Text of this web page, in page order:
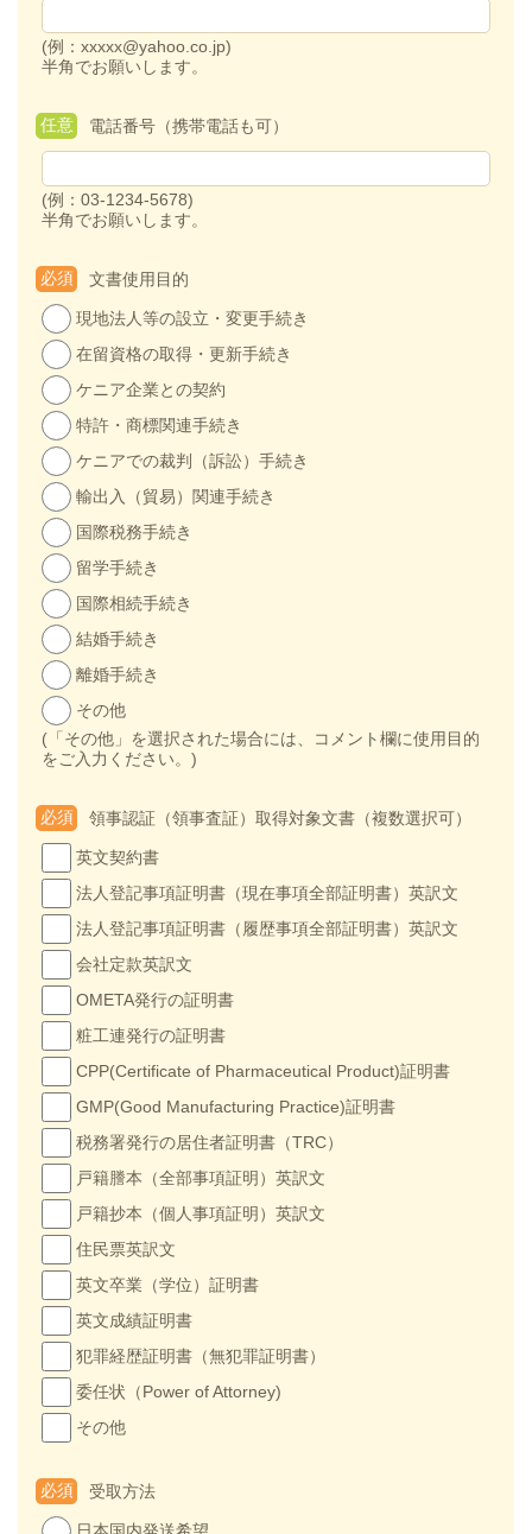
(例：xxxxx@yahoo.co.jp)
半角でお願いします。
電話番号（携帯電話も可）
任意
(例：03-1234-5678)
半角でお願いします。
文書使用目的
必須
現地法人等の設立・変更手続き
在留資格の取得・更新手続き
ケニア企業との契約
特許・商標関連手続き
ケニアでの裁判（訴訟）手続き
輸出入（貿易）関連手続き
国際税務手続き
留学手続き
国際相続手続き
結婚手続き
離婚手続き
その他
(「その他」を選択された場合には、コメント欄に使用目的
をご入力ください。)
領事認証（領事査証）取得対象文書（複数選択可）
必須
英文契約書
法人登記事項証明書（現在事項全部証明書）英訳文
法人登記事項証明書（履歴事項全部証明書）英訳文
会社定款英訳文
OMETA発行の証明書
粧工連発行の証明書
CPP(Certificate of Pharmaceutical Product)証明書
GMP(Good Manufacturing Practice)証明書
税務署発行の居住者証明書（TRC）
戸籍謄本（全部事項証明）英訳文
戸籍抄本（個人事項証明）英訳文
住民票英訳文
英文卒業（学位）証明書
英文成績証明書
犯罪経歴証明書（無犯罪証明書）
委任状（Power of Attorney)
その他
受取方法
必須